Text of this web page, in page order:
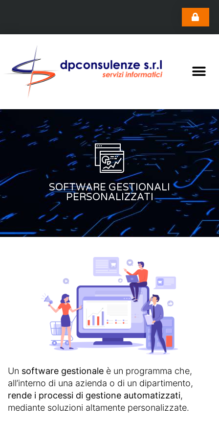
SOFTWARE GESTIONALI
PERSONALIZZATI
Un software gestionale è un programma che,
all’interno di una azienda o di un dipartimento,
rende i processi di gestione automatizzati,
mediante soluzioni altamente personalizzate.